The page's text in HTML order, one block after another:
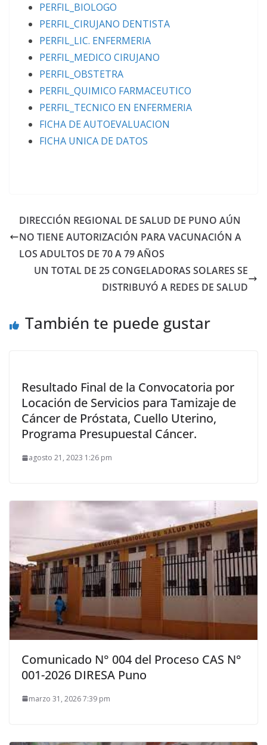
PERFIL_BIOLOGO
PERFIL_CIRUJANO DENTISTA
PERFIL_LIC. ENFERMERIA
PERFIL_MEDICO CIRUJANO
PERFIL_OBSTETRA
PERFIL_QUIMICO FARMACEUTICO
PERFIL_TECNICO EN ENFERMERIA
FICHA DE AUTOEVALUACION
FICHA UNICA DE DATOS
DIRECCIÓN REGIONAL DE SALUD DE PUNO AÚN
NO TIENE AUTORIZACIÓN PARA VACUNACIÓN A
LOS ADULTOS DE 70 A 79 AÑOS
UN TOTAL DE 25 CONGELADORAS SOLARES SE
DISTRIBUYÓ A REDES DE SALUD
También te puede gustar
Resultado Final de la Convocatoria por
Locación de Servicios para Tamizaje de
Cáncer de Próstata, Cuello Uterino,
Programa Presupuestal Cáncer.
agosto 21, 2023 1:26 pm
Comunicado N° 004 del Proceso CAS N°
001-2026 DIRESA Puno
marzo 31, 2026 7:39 pm